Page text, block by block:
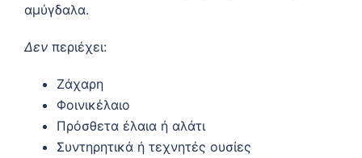
αμύγδαλα.
Δεν περιέχει:
Ζάχαρη
Φοινικέλαιο
Πρόσθετα έλαια ή αλάτι
Συντηρητικά ή τεχνητές ουσίες